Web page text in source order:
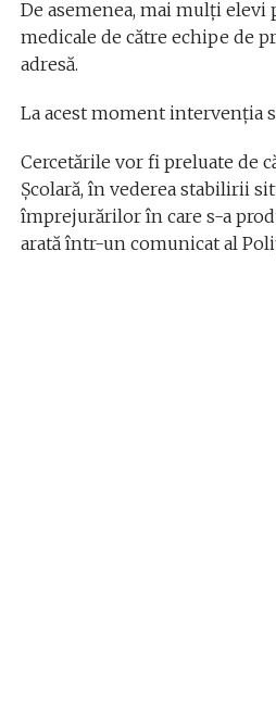
De asemenea, mai mulți
medicale de către echipe de
adresă.
La acest moment intervenția
Cercetările vor fi preluate de
Școlară, în vederea stabilirii
împrejurărilor în care s-a
arată într-un comunicat al